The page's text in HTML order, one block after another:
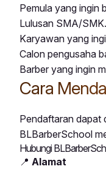
Pemula yang ingin
Lulusan SMA/SMK.
Karyawan yang
Calon pengusaha
Barber yang ingin
Cara
Pendaftaran dapat
BLBarberSchool
Hubungi
📍 Alamat